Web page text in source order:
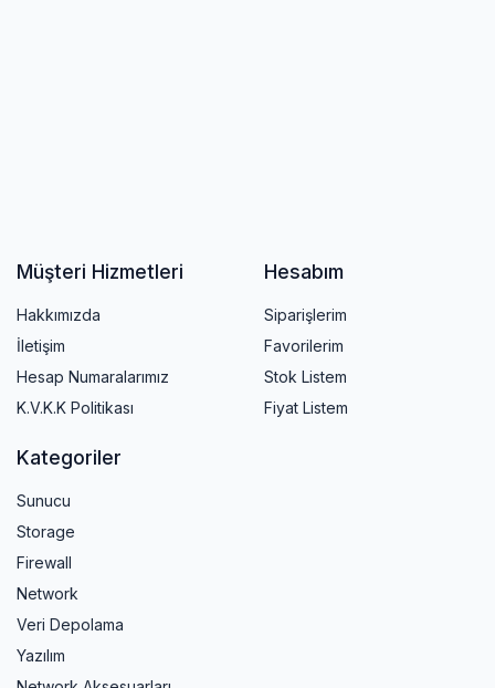
Müşteri Hizmetleri
Hakkımızda
İletişim
Hesap Numaralarımız
K.V.K.K Politikası
Hesabım
Siparişlerim
Favorilerim
Stok Listem
Fiyat Listem
Kategoriler
Sunucu
Storage
Firewall
Network
Veri Depolama
Yazılım